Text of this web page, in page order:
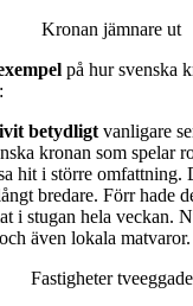
Kronan jämnare ut
på hur svenska
betydligt vanligare
kronan som spelar
hit i större omfattning.
bredare. Förr hade
i stugan hela veckan.
även lokala matvaror.
Fastigheter tveeggade